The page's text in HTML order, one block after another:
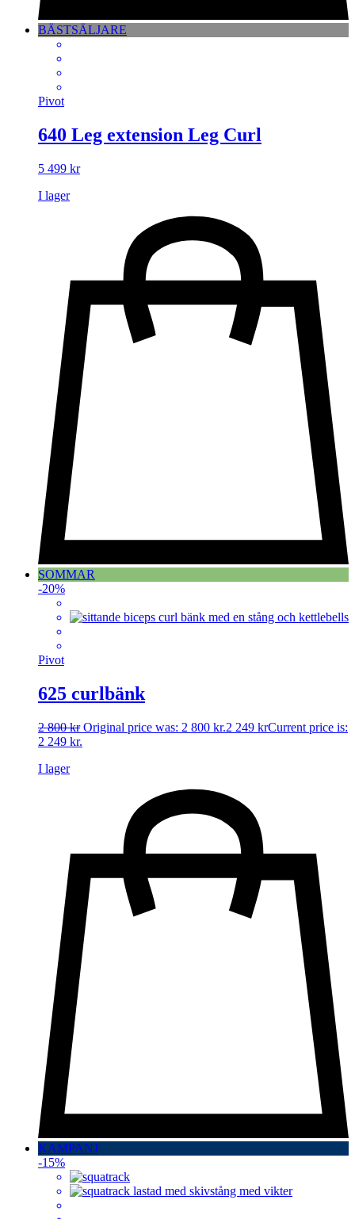
BÄSTSÄLJARE
Pivot
640 Leg extension Leg Curl
5 499 kr
I lager
SOMMAR
-20%
Pivot
625 curlbänk
2 800kr Original price was: 2 800 kr.2 249 krCurrent price is:
2 249 kr.
I lager
KAMPANJ
-15%